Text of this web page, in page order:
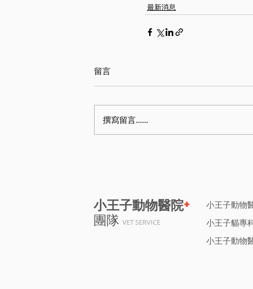
最新消息
留言
撰寫留言......
小王子動物醫院+
團隊 VET SERVICE
小王子動物
小王子貓專
小王子動物